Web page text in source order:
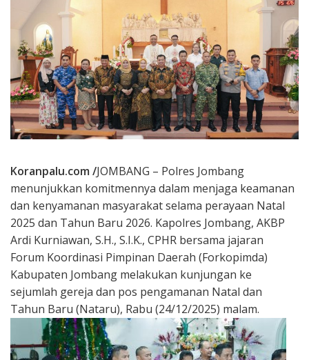
Koranpalu.com /JOMBANG – Polres Jombang
menunjukkan komitmennya dalam menjaga keamanan
dan kenyamanan masyarakat selama perayaan Natal
2025 dan Tahun Baru 2026. Kapolres Jombang, AKBP
Ardi Kurniawan, S.H., S.I.K., CPHR bersama jajaran
Forum Koordinasi Pimpinan Daerah (Forkopimda)
Kabupaten Jombang melakukan kunjungan ke
sejumlah gereja dan pos pengamanan Natal dan
Tahun Baru (Nataru), Rabu (24/12/2025) malam.